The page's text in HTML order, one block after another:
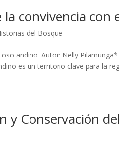
convivencia con
del Bosque
andino. Autor: Nelly Pilamunga*
es un territorio clave para la
y Conservación